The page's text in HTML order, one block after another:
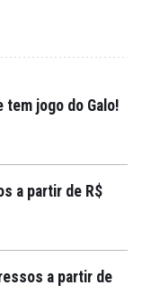
jogo do Galo!
a partir de R$
a partir de